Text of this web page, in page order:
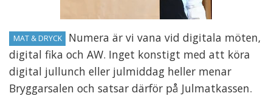
MAT & DRYCK
Numera är vi vana vid digitala möten,
digital fika och AW. Inget konstigt med att köra
digital jullunch eller julmiddag heller menar
Bryggarsalen och satsar därför på Julmatkassen.